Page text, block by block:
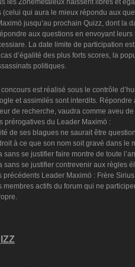
les Zonemetaleux naissent libres et
(celui qui aura le mieux répondu aux
jusqu’au prochain Quizz, dont la
aux questions en envoyant
La date limite de participation
cas d’égalité des plus forts scores, la
politiques.
concours est réalisé sous le contrôle
et assimilés sont interdits.
de recherche, vaudra comme aveu
prérogatives du Leader Maximö :
de ses blagues ne saurait être
à ce que son nom soit gravé dans le
sans se justifier faire montre de toute
sans se justifier contrevenir aux règles
précédents Leader Maximö : Frère
membres actifs du forum qui ne